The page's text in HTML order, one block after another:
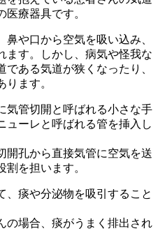
医療器具です。
や口から空気を吸い込み、
ます。しかし、病気や怪我な
ある気道が狭くなったり、
ます。
気管切開 と呼ばれる小さな手
ューレと呼ばれる管を挿入し
開孔から直接気管に空気を送
割を担います。
痰や分泌物を吸引 すること
の場合、痰がうまく排出され